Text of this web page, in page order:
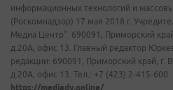
информационных технологий и
(Роскомнадзор) 17 мая 2018 г.
Медиа Центр". 690091, Приморский
д.20А, офис 13. Главный редактор
редакции: 690091, Приморский край, г.
д.20А, офис 13. Тел.: +7 (423) 2-415-600.
https://mediadv.online/